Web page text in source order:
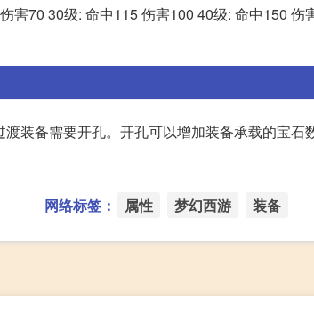
害70 30级: 命中115 伤害100 40级: 命中150
装备需要开孔。开孔可以增加装备承载的宝
网络标签： 属性 梦幻西游 装备